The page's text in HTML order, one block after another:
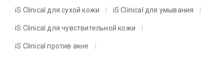
iS Clinical для сухой кожи iS Clinical для умывания
iS Clinical для чувствительной кожи
iS Clinical против акне